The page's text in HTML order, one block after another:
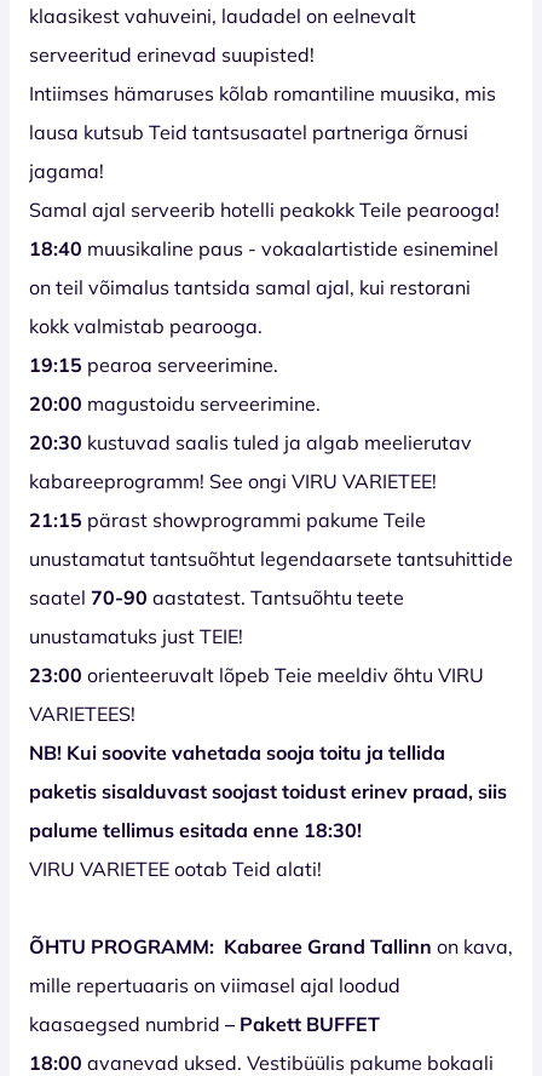
klaasikest vahuveini, laudadel on eelnevalt
serveeritud erinevad suupisted!
Intiimses hämaruses kõlab romantiline muusika, mis
lausa kutsub Teid tantsusaatel partneriga õrnusi
jagama!
Samal ajal serveerib hotelli peakokk Teile pearooga!
18:40 muusikaline paus - vokaalartistide esineminel
on teil võimalus tantsida samal ajal, kui restorani
kokk valmistab pearooga.
19:15 pearoa serveerimine.
20:00 magustoidu serveerimine.
20:30 kustuvad saalis tuled ja algab meelierutav
kabareeprogramm! See ongi VIRU VARIETEE!
21:15 pärast showprogrammi pakume Teile
unustamatut tantsuõhtut legendaarsete tantsuhittide
saatel 70-90 aastatest. Tantsuõhtu teete
unustamatuks just TEIE!
23:00 orienteeruvalt lõpeb Teie meeldiv õhtu VIRU
VARIETEES!
NB! Kui soovite vahetada sooja toitu ja tellida
paketis sisalduvast soojast toidust erinev praad, siis
palume tellimus esitada enne 18:30!
VIRU VARIETEE ootab Teid alati!
ÕHTU PROGRAMM: Kabaree Grand Tallinn on kava,
mille repertuaaris on viimasel ajal loodud
kaasaegsed numbrid – Pakett BUFFET
18:00 avanevad uksed. Vestibüülis pakume bokaali